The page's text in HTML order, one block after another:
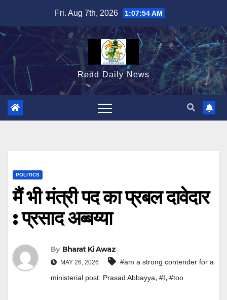
content
Fri. Aug 7th, 2026 1:07:55 AM
Read Daily News
POLITICS
मैं भी मंत्री पद का प्रबल दावेदार
: प्रसाद अब्बय्या
By Bharat Ki Awaz
MAY 26, 2026
#am a strong contender for a
ministerial post: Prasad Abbayya, #I, #too